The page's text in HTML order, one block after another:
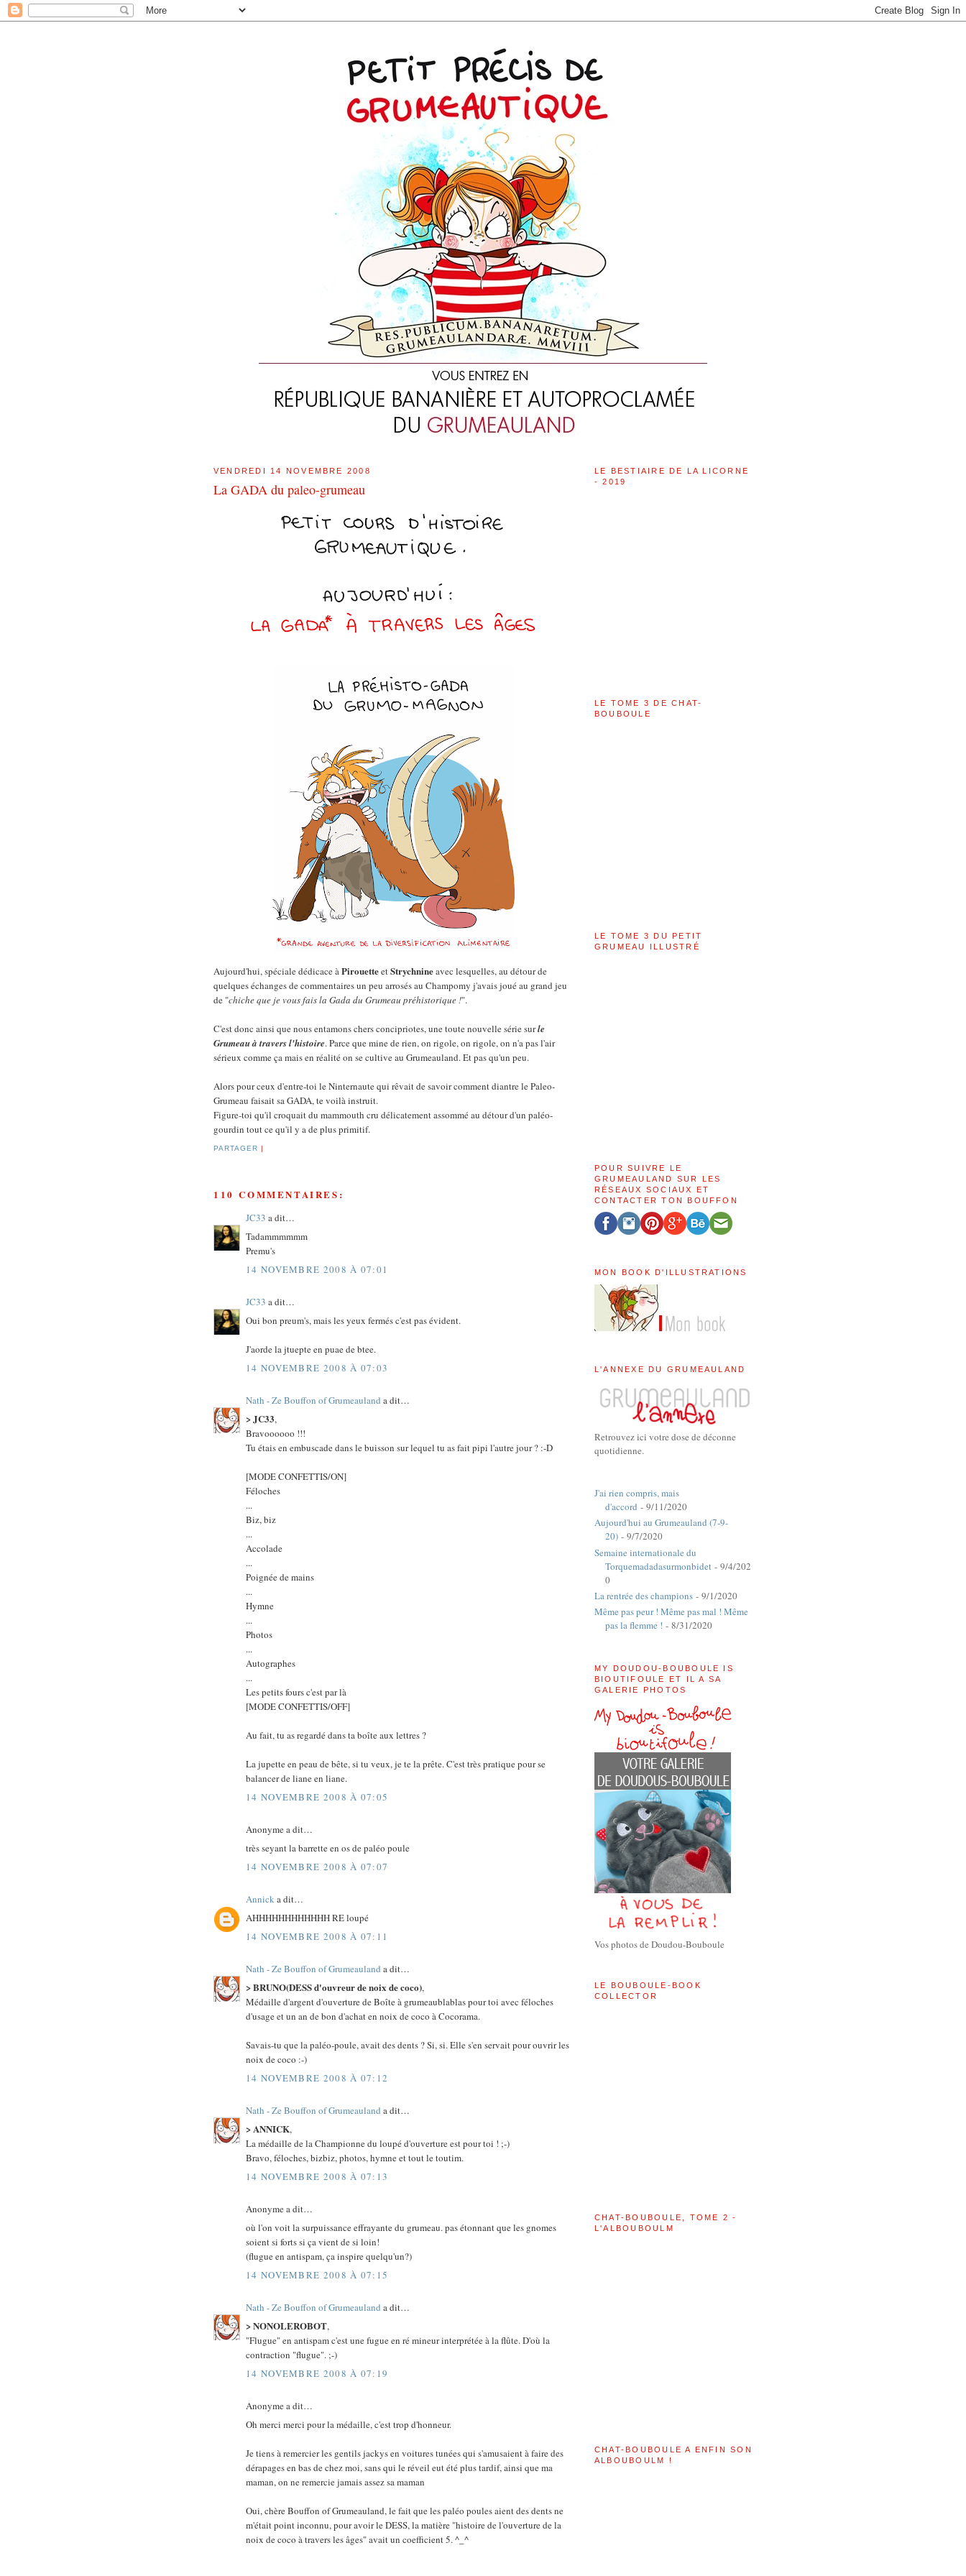
VENDREDI 14 NOVEMBRE 2008
La GADA du paleo-grumeau
Aujourd'hui, spéciale dédicace àPirouetteetStrychnineavec lesquelles, au détour de
quelques échanges de commentaires un peu arrosés au Champomy j'avais joué au grand jeu
de "chiche que je vous fais la Gada du Grumeau préhistorique !".
C'est donc ainsi que nous entamons chers concipriotes, une toute nouvelle série surle
Grumeau à travers l'histoire. Parce que mine de rien, on rigole, on rigole, on n'a pas l'air
sérieux comme ça mais en réalité on se cultive au Grumeauland. Et pas qu'un peu.
Alors pour ceux d'entre-toi le Ninternaute qui rêvait de savoir comment diantre le Paleo-
Grumeau faisait sa GADA, te voilà instruit.
Figure-toi qu'il croquait du mammouth cru délicatement assommé au détour d'un paléo-
gourdin tout ce qu'il y a de plus primitif.
PARTAGER |
110 COMMENTAIRES:
JC33 a dit…
Tadammmmmm
Premu's
14 NOVEMBRE 2008 À 07:01
JC33 a dit…
Oui bon preum's, mais les yeux fermés c'est pas évident.
J'aorde la jtuepte en puae de btee.
14 NOVEMBRE 2008 À 07:03
Nath - Ze Bouffon of Grumeauland a dit…
> JC33,
Bravoooooo !!!
Tu étais en embuscade dans le buisson sur lequel tu as fait pipi l'autre jour ? :-D
[MODE CONFETTIS/ON]
Féloches
...
Biz, biz
...
Accolade
...
Poignée de mains
...
Hymne
...
Photos
...
Autographes
...
Les petits fours c'est par là
[MODE CONFETTIS/OFF]
Au fait, tu as regardé dans ta boîte aux lettres ?
La jupette en peau de bête, si tu veux, je te la prête. C'est très pratique pour se
balancer de liane en liane.
14 NOVEMBRE 2008 À 07:05
Anonyme a dit…
très seyant la barrette en os de paléo poule
14 NOVEMBRE 2008 À 07:07
Annicka dit…
AHHHHHHHHHHHH RE loupé
14 NOVEMBRE 2008 À 07:11
Nath - Ze Bouffon of Grumeauland a dit…
> BRUNO(DESS d'ouvreur de noix de coco),
Médaille d'argent d'ouverture de Boîte à grumeaublablas pour toi avec féloches
d'usage et un an de bon d'achat en noix de coco à Cocorama.
Savais-tu que la paléo-poule, avait des dents ? Si, si. Elle s'en servait pour ouvrir les
noix de coco :-)
14 NOVEMBRE 2008 À 07:12
Nath - Ze Bouffon of Grumeauland a dit…
> ANNICK,
La médaille de la Championne du loupé d'ouverture est pour toi ! ;-)
Bravo, féloches, bizbiz, photos, hymne et tout le toutim.
14 NOVEMBRE 2008 À 07:13
Anonyme a dit…
où l'on voit la surpuissance effrayante du grumeau. pas étonnant que les gnomes
soient si forts si ça vient de si loin!
(flugue en antispam, ça inspire quelqu'un?)
14 NOVEMBRE 2008 À 07:15
Nath - Ze Bouffon of Grumeauland a dit…
> NONOLEROBOT,
"Flugue" en antispam c'est une fugue en ré mineur interprétée à la flûte. D'où la
contraction "flugue". ;-)
14 NOVEMBRE 2008 À 07:19
Anonyme a dit…
Oh merci merci pour la médaille, c'est trop d'honneur.
Je tiens à remercier les gentils jackys en voitures tunées qui s'amusaient à faire des
dérapages en bas de chez moi, sans qui le réveil eut été plus tardif, ainsi que ma
maman, on ne remercie jamais assez sa maman
Oui, chère Bouffon of Grumeauland, le fait que les paléo poules aient des dents ne
m'était point inconnu, pour avoir le DESS, la matière "histoire de l'ouverture de la
noix de coco à travers les âges" avait un coefficient 5. ^_^
LE BESTIAIRE DE LA LICORNE
- 2019
LE TOME 3 DE CHAT-
BOUBOULE
LE TOME 3 DU PETIT
GRUMEAU ILLUSTRÉ
POUR SUIVRE LE
GRUMEAULAND SUR LES
RÉSEAUX SOCIAUX ET
CONTACTER TON BOUFFON
MON BOOK D'ILLUSTRATIONS
L'ANNEXE DU GRUMEAULAND
Retrouvez ici votre dose de déconne
quotidienne.
J'ai rien compris, mais
d'accord - 9/11/2020
Aujourd'hui au Grumeauland (7-9-
20) - 9/7/2020
Semaine internationale du
Torquemadadasurmonbidet - 9/4/202
0
La rentrée des champions - 9/1/2020
Même pas peur ! Même pas mal ! Même
pas la flemme ! - 8/31/2020
MY DOUDOU-BOUBOULE IS
BIOUTIFOULE ET IL A SA
GALERIE PHOTOS
Vos photos de Doudou-Bouboule
LE BOUBOULE-BOOK
COLLECTOR
CHAT-BOUBOULE, TOME 2 -
L'ALBOUBOULM
CHAT-BOUBOULE A ENFIN SON
ALBOUBOULM !